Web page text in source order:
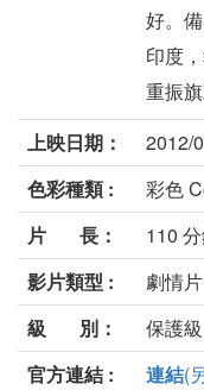
好。
印度
重振
上映日期：
2012/
色彩種類 :
彩色
片 長：
110
影片類型 :
劇情片
級 別：
保護級
官方連結 :
連結(